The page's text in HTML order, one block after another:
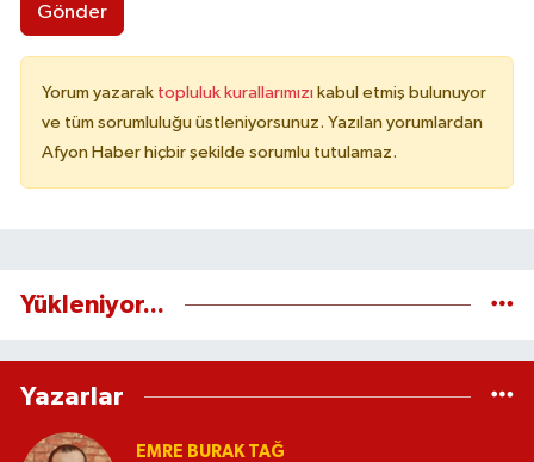
Gönder
Yorum yazarak topluluk kurallarımızı kabul etmiş bulunuyor
ve tüm sorumluluğu üstleniyorsunuz. Yazılan yorumlardan
Afyon Haber hiçbir şekilde sorumlu tutulamaz.
Yükleniyor...
Yazarlar
EMRE BURAK TAĞ